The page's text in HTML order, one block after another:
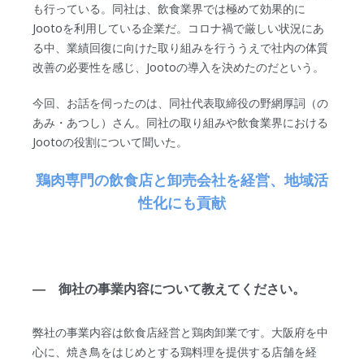
も行っている。同社は、飲食業界では極めて効果的に
Jootoを利用している企業だ。コロナ禍で厳しい状況にあ
る中、業績回復に向けた取り組みを行ううえで社内の体質
改善の必要性を感じ、Jootoの導入を決めたのだという。
今回、お話を伺ったのは、同社代表取締役の野網厚詞（の
あみ・あつし）さん。同社の取り組みや飲食業界における
Jootoの役割について聞いた。
鶏肉専門の飲食店と卸売会社を経営、地域活
性化にも貢献
― 御社の事業内容について教えてください。
弊社の事業内容は飲食店経営と鶏肉卸業です。大阪府を中
心に、焼き鳥をはじめとする鶏料理を提供する店舗を経